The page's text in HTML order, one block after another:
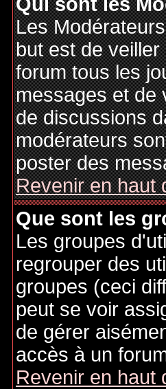
Les
but est de
forum tous les
messages et de
de discussions
modérateurs
poster des
Revenir en haut
Que sont les
Les groupes
regrouper des
groupes (ceci
peut se voir
de gérer
accès à un
Revenir en haut